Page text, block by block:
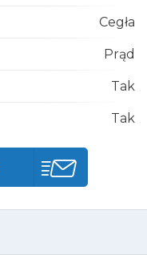
Cegła
Prąd
Tak
Tak